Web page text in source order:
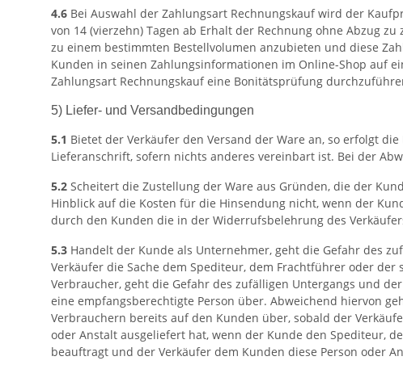
4.6 Bei Auswahl der Zahlungsart Rechnungskauf wird der
von 14 (vierzehn) Tagen ab Erhalt der Rechnung ohne Abzug
zu einem bestimmten Bestellvolumen anzubieten und diese
Kunden in seinen Zahlungsinformationen im Online-Shop auf
Zahlungsart Rechnungskauf eine Bonitätsprüfung
5) Liefer- und Versandbedingungen
5.1 Bietet der Verkäufer den Versand der Ware an, so erfolgt
Lieferanschrift, sofern nichts anderes vereinbart ist. Bei der
5.2 Scheitert die Zustellung der Ware aus Gründen, die der
Hinblick auf die Kosten für die Hinsendung nicht, wenn der
durch den Kunden die in der Widerrufsbelehrung des
5.3 Handelt der Kunde als Unternehmer, geht die Gefahr des
Verkäufer die Sache dem Spediteur, dem Frachtführer oder
Verbraucher, geht die Gefahr des zufälligen Untergangs und
eine empfangsberechtigte Person über. Abweichend hiervon
Verbrauchern bereits auf den Kunden über, sobald der
oder Anstalt ausgeliefert hat, wenn der Kunde den Spediteur,
beauftragt und der Verkäufer dem Kunden diese Person oder